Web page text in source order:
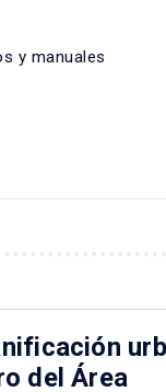
y manuales
del Área